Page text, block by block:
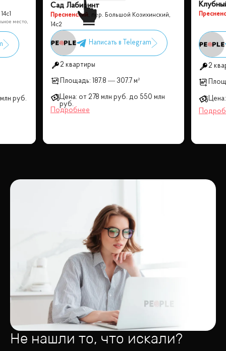
место,
руб.
Сад Лабиринт
Пресненский , пер. Большой Козихинский,
14с2
2 квартиры
Площадь: 187.8 — 307.7 м²
Цена: от 278 млн руб. до 550 млн
руб.
2
Цена:
Не нашли то, что искали?